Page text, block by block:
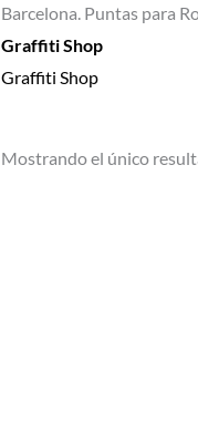
Barcelona. Puntas para
Graffiti Shop
Graffiti Shop
Mostrando el único